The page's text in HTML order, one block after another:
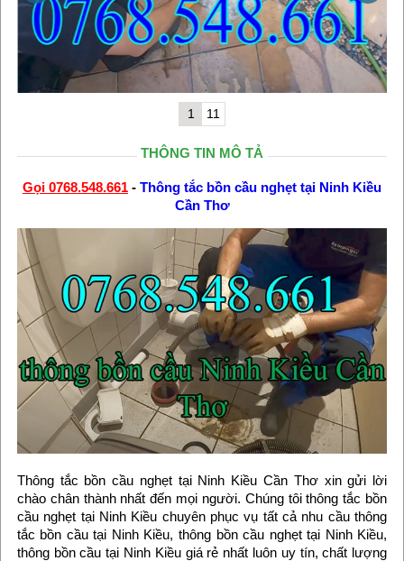
1 11
THÔNG TIN MÔ TẢ
Gọi 0768.548.661 - Thông tắc bồn cầu nghẹt tại Ninh Kiều
Cần Thơ
Thông tắc bồn cầu nghẹt tại Ninh Kiều Cần Thơ xin gửi lời
chào chân thành nhất đến mọi người. Chúng tôi thông tắc bồn
cầu nghẹt tại Ninh Kiều chuyên phục vụ tất cả nhu cầu thông
tắc bồn cầu tại Ninh Kiều, thông bồn cầu nghẹt tại Ninh Kiều,
thông bồn cầu tại Ninh Kiều giá rẻ nhất luôn uy tín, chất lượng